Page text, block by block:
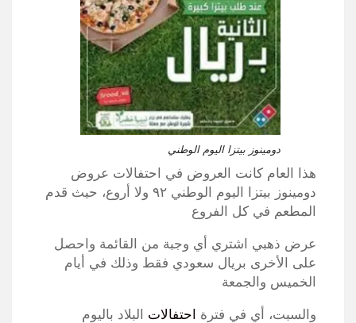
دومينوز بيتزا اليوم الوطني
هذا العام كانت العروض في احتفالات عروض
دومينوز بيتزا اليوم الوطني ٩٢ ولا أروع، حيث قدم
المطعم في كل الفروع
عرض ذهبي اشتري أي وجبة من القائمة واحصل
على الأخرى بريال سعودي فقط وذلك في أيام
الخميس والجمعة
والسبت، أي في فترة احتفالات البلاد باليوم